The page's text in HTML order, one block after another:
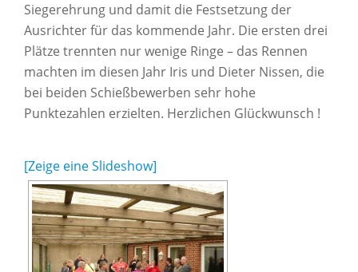
Siegerehrung und damit die Festsetzung der
Ausrichter für das kommende Jahr. Die ersten drei
Plätze trennten nur wenige Ringe – das Rennen
machten im diesen Jahr Iris und Dieter Nissen, die
bei beiden Schießbewerben sehr hohe
Punktezahlen erzielten. Herzlichen Glückwunsch !
[Zeige eine Slideshow]